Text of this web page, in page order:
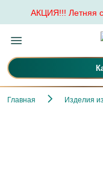
АКЦИЯ!!! Летняя
Главная Изделия